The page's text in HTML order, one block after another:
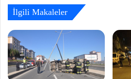
İlgili Makaleler